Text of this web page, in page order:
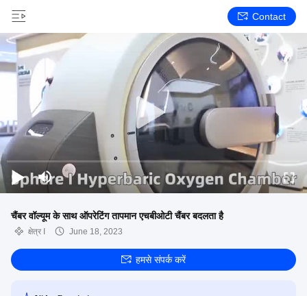
Contact
चैंबर वॉल्यूम के साथ ऑपरेटिंग तापमान एचबीओटी चैंबर बदलता है
क्षेत्र I June 18, 2023
हमसे संपर्क करें